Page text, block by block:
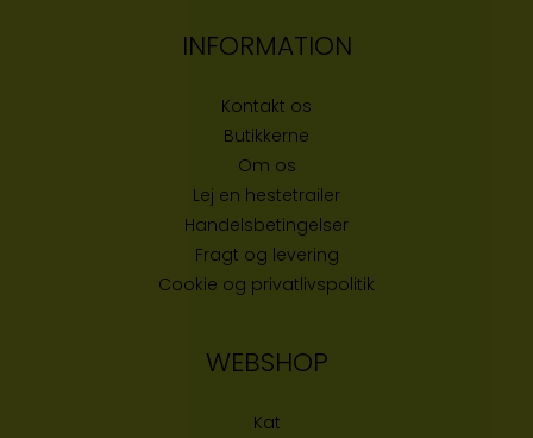
INFORMATION
Kontakt os
Butikkerne
Om os
Lej en hestetrailer
Handelsbetingelser
Fragt og levering
Cookie og privatlivspolitik
WEBSHOP
Kat